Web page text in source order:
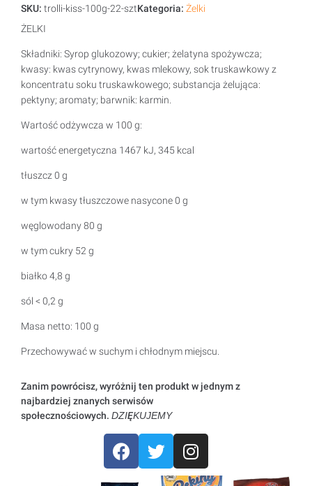
SKU: trolli-kiss-100g-22-sztKategoria: Żelki
ŻELKI
Składniki: Syrop glukozowy; cukier; żelatyna spożywcza;
kwasy: kwas cytrynowy, kwas mlekowy, sok truskawkowy z
koncentratu soku truskawkowego; substancja żelująca:
pektyny; aromaty; barwnik: karmin.
Wartość odżywcza w 100 g:
wartość energetyczna 1467 kJ, 345 kcal
tłuszcz 0 g
w tym kwasy tłuszczowe nasycone 0 g
węglowodany 80 g
w tym cukry 52 g
białko 4,8 g
sól < 0,2 g
Masa netto: 100 g
Przechowywać w suchym i chłodnym miejscu.
Zanim powrócisz, wyróżnij ten produkt w jednym z
najbardziej znanych serwisów
społecznościowych. DZIĘKUJEMY